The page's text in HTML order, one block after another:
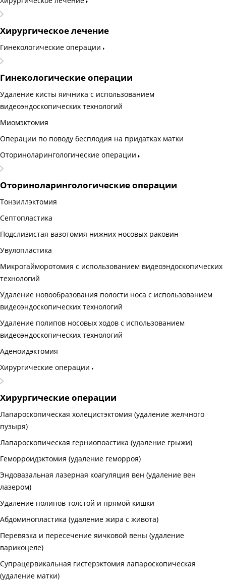
Хирургическое лечение
Гинекологические операции
Гинекологические операции
Удаление кисты яичника с использованием
видеоэндоскопических технологий
Миомэктомия
Операции по поводу бесплодия на придатках матки
Оториноларингологические операции
Оториноларингологические операции
Тонзиллэктомия
Септопластика
Подслизистая вазотомия нижних носовых раковин
Увулопластика
Микрогайморотомия с использованием видеоэндоскопических
технологий
Удаление новообразования полости носа с использованием
видеоэндоскопических технологий
Удаление полипов носовых ходов с использованием
видеоэндоскопических технологий
Аденоидэктомия
Хирургические операции
Хирургические операции
Лапароскопическая холецистэктомия (удаление желчного
пузыря)
Лапароскопическая герниопоастика (удаление грыжи)
Геморроидэктомия (удаление геморроя)
Эндовазальная лазерная коагуляция вен (удаление вен
лазером)
Удаление полипов толстой и прямой кишки
Абдоминопластика (удаление жира с живота)
Перевязка и пересечение яичковой вены (удаление
варикоцеле)
Супрацервикальная гистерэктомия лапароскопическая
(удаление матки)